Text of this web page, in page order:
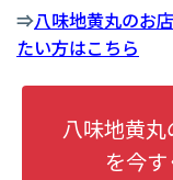
⇒八味地黄丸のお
たい方はこちら
八味地黄
を今